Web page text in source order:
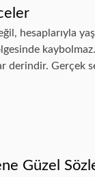
hesaplarıyla
kaybolmaz.
derindir. Gerçek
Güzel